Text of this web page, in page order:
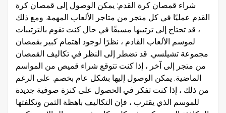
شراء قمصان كرة القدم: يمكن الوصول إلى قمصان كرة
القدم عمليًا في كل متجر من متاجر الألعاب المهمة. ومع ذلك
، قد تحتاج إلى ترتيبها مسبقًا في حال كنت تقوم بالترتيبات
لموسم الألعاب القادم ، نظرًا لوجود اهتمام كبير بقمصان
مجموعة تشيلسي. قد تضطر إلى النظر في تكاليف القمصان
من متجر إلى آخر ، إذا كنت تتوقع شراء قميص من المواسم
الماضية. يمكن الوصول إليها بشكل عام بخصم. على الرغم
من ذلك ، إذا كنت تفكر في الحصول على كنزة صوفية جديدة
للموسم الذي يقترب ، فإن التكاليف باهظة الثمن وتكلفتها